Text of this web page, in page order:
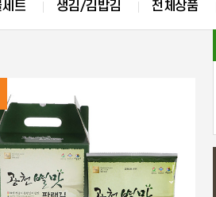
트 생김/김밥김 전체상품